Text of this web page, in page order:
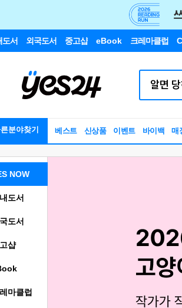
도서 외국도서 중고샵 eBook 크레마클럽
분야찾기 베스트 신상품 이벤트 바이백 매
NOW
도서
도서
샵
마클럽